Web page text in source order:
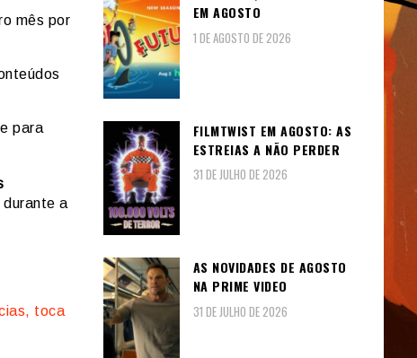
mês por
para
a
toca
EM AGOSTO
1 DE AGOSTO DE 2026
FILMTWIST EM AGOSTO: AS
ESTREIAS A NÃO PERDER
31 DE JULHO DE 2026
AS NOVIDADES DE AGOSTO
NA PRIME VIDEO
31 DE JULHO DE 2026